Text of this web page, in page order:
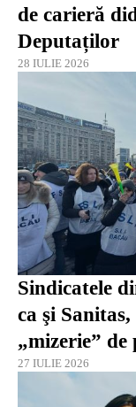
de carieră
Deputaților
28 IULIE 2026
Sindicatele
ca şi
„mizerie”
27 IULIE 2026